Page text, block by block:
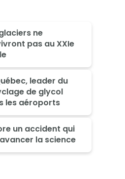
ne
pas au XXIe
leader du
de glycol
les aéroports
un accident qui
la science